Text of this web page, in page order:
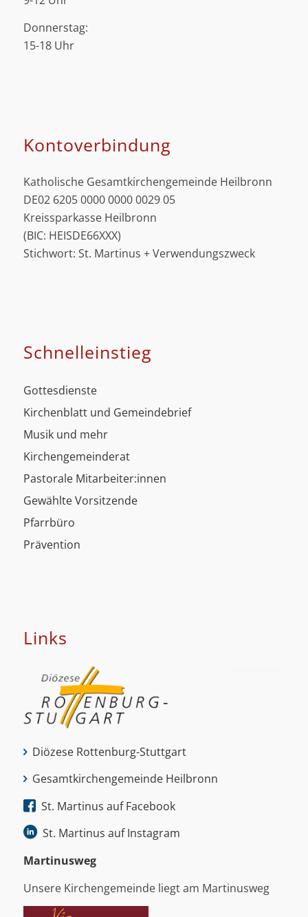
Donnerstag:
15-18 Uhr
Kontoverbindung
Katholische Gesamtkirchengemeinde Heilbronn
DE02 6205 0000 0000 0029 05
Kreissparkasse Heilbronn
(BIC: HEISDE66XXX)
Stichwort: St. Martinus + Verwendungszweck
Schnell­einstieg
Gottesdienste
Kirchenblatt und Gemeindebrief
Musik und mehr
Kirchengemeinderat
Pastorale Mitarbeiter:innen
Gewählte Vorsitzende
Pfarrbüro
Prävention
Links
Diözese Rottenburg-Stuttgart
Gesamtkirchengemeinde Heilbronn
St. Martinus auf Facebook
St. Martinus auf Instagram
Martinus­weg
Unsere Kirchengemeinde liegt am Martinusweg